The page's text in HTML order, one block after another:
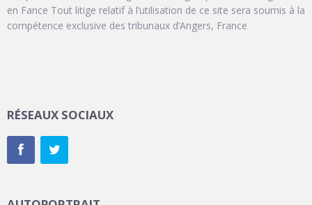
en Fance Tout litige relatif à l’utilisation de ce site sera soumis à la
compétence exclusive des tribunaux d’Angers, France
RÉSEAUX SOCIAUX